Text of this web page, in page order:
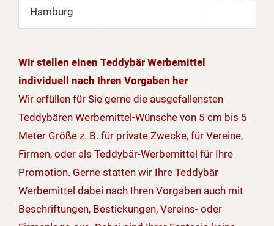
Hamburg
Wir stellen einen Teddybär Werbemittel
individuell nach Ihren Vorgaben her
Wir erfüllen für Sie gerne die ausgefallensten
Teddybären Werbemittel-Wünsche von 5 cm bis 5
Meter Größe z. B. für private Zwecke, für Vereine,
Firmen, oder als Teddybär-Werbemittel für Ihre
Promotion. Gerne statten wir Ihre Teddybär
Werbemittel dabei nach Ihren Vorgaben auch mit
Beschriftungen, Bestickungen, Vereins- oder